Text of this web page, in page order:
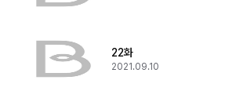
22화
2021.09.10